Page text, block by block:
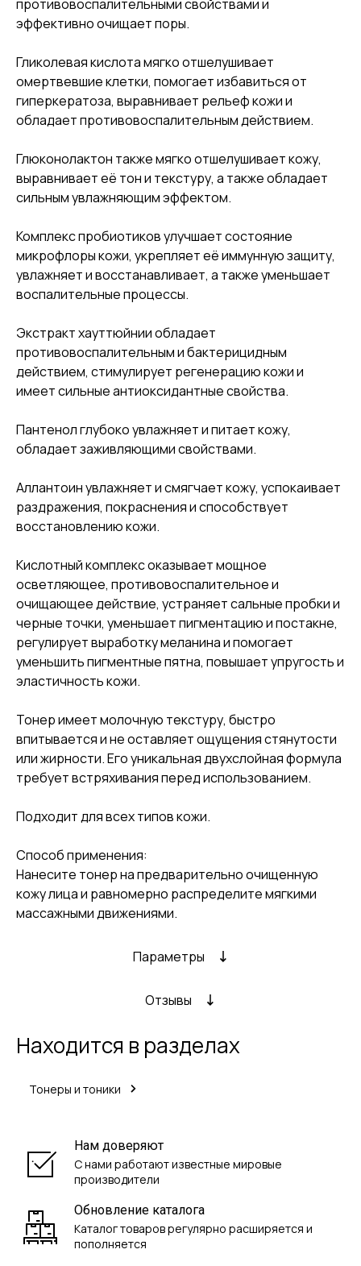
противовоспалительными свойствами и
эффективно очищает поры.
Гликолевая кислота мягко отшелушивает
омертвевшие клетки, помогает избавиться от
гиперкератоза, выравнивает рельеф кожи и
обладает противовоспалительным действием.
Глюконолактон также мягко отшелушивает кожу,
выравнивает её тон и текстуру, а также обладает
сильным увлажняющим эффектом.
Комплекс пробиотиков улучшает состояние
микрофлоры кожи, укрепляет её иммунную защиту,
увлажняет и восстанавливает, а также уменьшает
воспалительные процессы.
Экстракт хауттюйнии обладает
противовоспалительным и бактерицидным
действием, стимулирует регенерацию кожи и
имеет сильные антиоксидантные свойства.
Пантенол глубоко увлажняет и питает кожу,
обладает заживляющими свойствами.
Аллантоин увлажняет и смягчает кожу, успокаивает
раздражения, покраснения и способствует
восстановлению кожи.
Кислотный комплекс оказывает мощное
осветляющее, противовоспалительное и
очищающее действие, устраняет сальные пробки и
черные точки, уменьшает пигментацию и постакне,
регулирует выработку меланина и помогает
уменьшить пигментные пятна, повышает упругость и
эластичность кожи.
Тонер имеет молочную текстуру, быстро
впитывается и не оставляет ощущения стянутости
или жирности. Его уникальная двухслойная формула
требует встряхивания перед использованием.
Подходит для всех типов кожи.
Способ применения:
Нанесите тонер на предварительно очищенную
кожу лица и равномерно распределите мягкими
массажными движениями.
Параметры
Отзывы
Находится в разделах
Тонеры и тоники
Нам доверяют
С нами работают известные мировые
производители
Обновление каталога
Каталог товаров регулярно расширяется и
пополняется